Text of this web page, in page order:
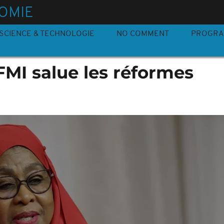
SCIENCE & TECHNOLOGIE NO COMMENT
salue les réformes